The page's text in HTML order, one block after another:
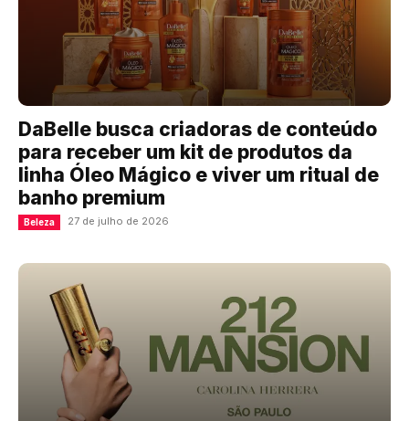
DaBelle busca criadoras de conteúdo
para receber um kit de produtos da
linha Óleo Mágico e viver um ritual de
banho premium
Beleza 27 de julho de 2026